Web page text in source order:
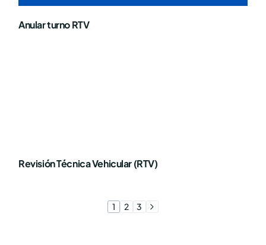
Anular turno RTV
Revisión Técnica Vehicular (RTV)
1 2 3